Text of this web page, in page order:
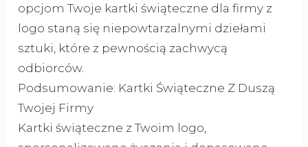
opcjom Twoje kartki świąteczne dla firmy z
logo staną się niepowtarzalnymi dziełami
sztuki, które z pewnością zachwycą
odbiorców.
Podsumowanie: Kartki Świąteczne Z Duszą
Twojej Firmy
Kartki świąteczne z Twoim logo,